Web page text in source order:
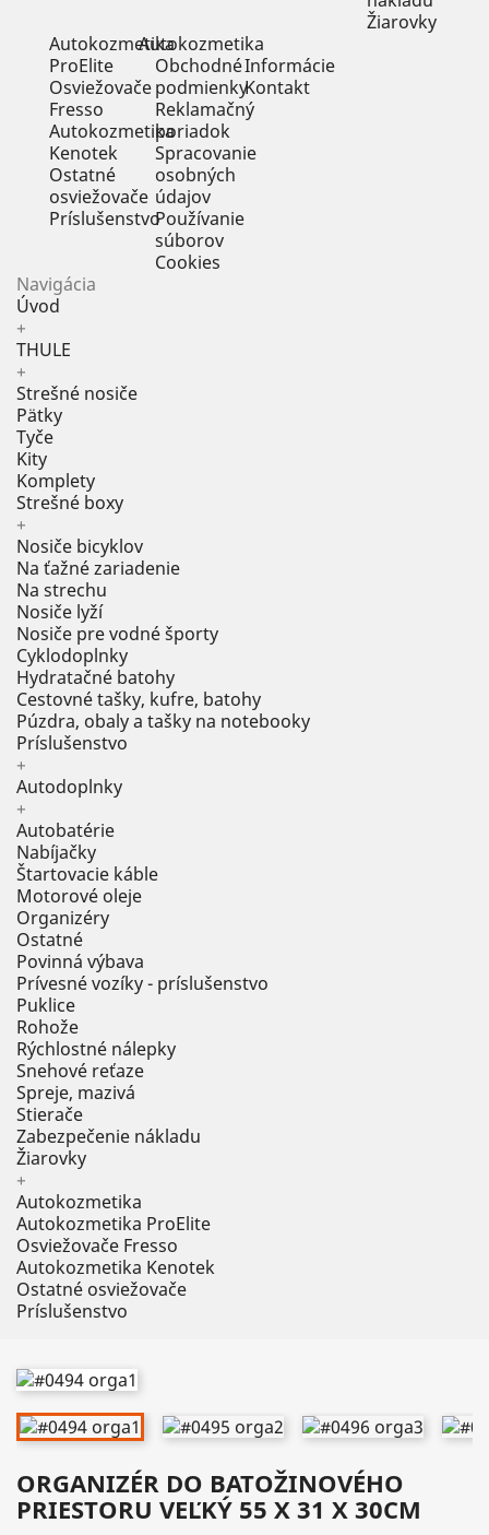
Žiarovky
Autokozmetika
Autokozmetika
ProElite
Osviežovače
Fresso
Autokozmetika
Kenotek
Ostatné
osviežovače
Príslušenstvo
Informácie
Obchodné
podmienky
Reklamačný
poriadok
Spracovanie
osobných
údajov
Používanie
súborov
Cookies
Kontakt
Navigácia
Úvod
+
THULE
+
Strešné nosiče
Pätky
Tyče
Kity
Komplety
Strešné boxy
+
Nosiče bicyklov
Na ťažné zariadenie
Na strechu
Nosiče lyží
Nosiče pre vodné športy
Cyklodoplnky
Hydratačné batohy
Cestovné tašky, kufre, batohy
Púzdra, obaly a tašky na notebooky
Príslušenstvo
+
Autodoplnky
+
Autobatérie
Nabíjačky
Štartovacie káble
Motorové oleje
Organizéry
Ostatné
Povinná výbava
Prívesné vozíky - príslušenstvo
Puklice
Rohože
Rýchlostné nálepky
Snehové reťaze
Spreje, mazivá
Stierače
Zabezpečenie nákladu
Žiarovky
+
Autokozmetika
Autokozmetika ProElite
Osviežovače Fresso
Autokozmetika Kenotek
Ostatné osviežovače
Príslušenstvo
ORGANIZÉR DO BATOŽINOVÉHO
PRIESTORU VEĽKÝ 55 X 31 X 30CM